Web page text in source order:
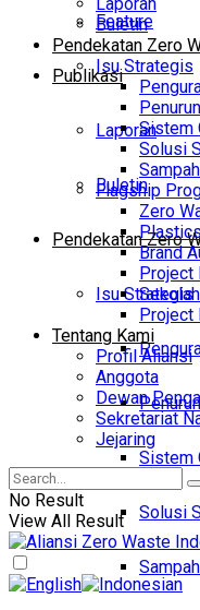
Feature
Publikasi
Laporan
Buletin
Pendekatan Zero
Isu Strategis
Sistem
Solusi
Buletin
Pendekatan Zero
Isu Strategis
Sistem
Solusi
Flagship
Zero
Brand
Project
Project
Tentang Kami
Profil Aliansi
Anggota
Dewan
Sekretariat
Jejaring
No Result
View All Result